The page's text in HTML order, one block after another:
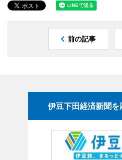
前の記事
伊豆下田経済新聞